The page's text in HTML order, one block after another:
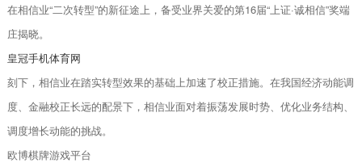
在相信业“二次转型”的新征途上，备受业界关爱的第16届“上证·诚相信”奖端
庄揭晓。
皇冠手机体育网
刻下，相信业在踏实转型效果的基础上加速了校正措施。在我国经济动能调
度、金融校正长远的配景下，相信业面对着振荡发展时势、优化业务结构、
调度增长动能的挑战。
欧博棋牌游戏平台